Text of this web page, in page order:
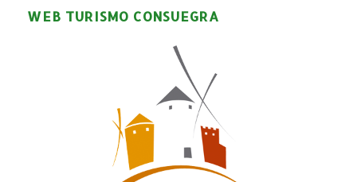
WEB TURISMO CONSUEGRA